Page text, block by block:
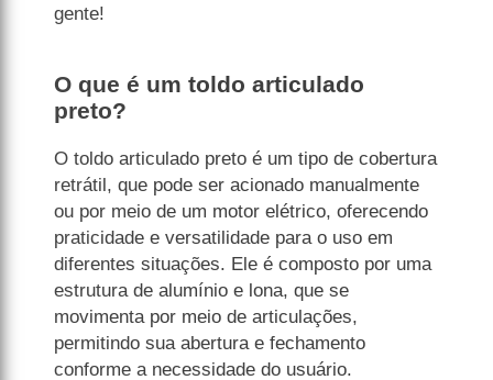
gente!
O que é um toldo articulado
preto?
O toldo articulado preto é um tipo de cobertura
retrátil, que pode ser acionado manualmente
ou por meio de um motor elétrico, oferecendo
praticidade e versatilidade para o uso em
diferentes situações. Ele é composto por uma
estrutura de alumínio e lona, que se
movimenta por meio de articulações,
permitindo sua abertura e fechamento
conforme a necessidade do usuário.